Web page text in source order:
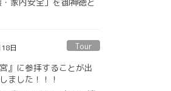
日 Tour
』に参拝することが出
ました！！！